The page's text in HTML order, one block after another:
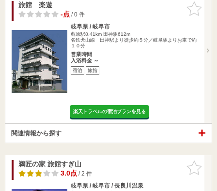
お気に入
りに追加
旅館 楽遊
-点/ 0 件
岐阜県 / 岐阜市
蘇原駅8.41km 田神駅612m
名鉄犬山線 田神駅より徒歩約５分／岐阜駅よりお車で約
１０分
営業時間
入浴料金 ～
宿泊 旅館
楽天トラベルの宿泊プランを見る
関連情報から探す
お気に入
りに追加
鵜匠の家 旅館すぎ山
3.0点/ 2 件
岐阜県 / 岐阜市 / 長良川温泉